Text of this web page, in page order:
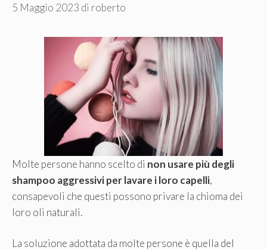
5 Maggio 2023 di roberto
Molte persone hanno scelto di non usare più degli
shampoo aggressivi per lavare i loro capelli,
consapevoli che questi possono privare la chioma dei
loro oli naturali.
La soluzione adottata da molte persone è quella del